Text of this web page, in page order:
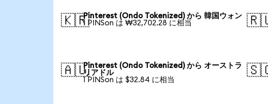
🇰🇷Pinterest (Ondo Tokenized) から 韓国ウォン
1 PINSon は ₩32,702.28 に相当
🇦🇺Pinterest (Ondo Tokenized) から オーストラ
リアドル
1 PINSon は $32.84 に相当